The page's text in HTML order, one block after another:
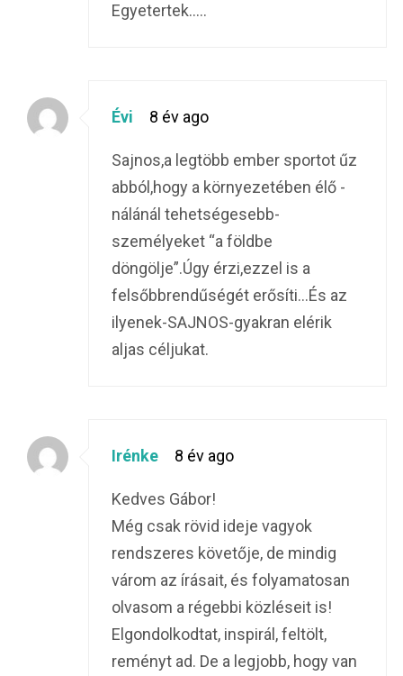
Egyetertek…..
Évi 8 év ago
Sajnos,a legtöbb ember sportot űz
abból,hogy a környezetében élő -
nálánál tehetségesebb-
személyeket “a földbe
döngölje”.Úgy érzi,ezzel is a
felsőbbrendűségét erősíti…És az
ilyenek-SAJNOS-gyakran elérik
aljas céljukat.
Irénke 8 év ago
Kedves Gábor!
Még csak rövid ideje vagyok
rendszeres követője, de mindig
várom az írásait, és folyamatosan
olvasom a régebbi közléseit is!
Elgondolkodtat, inspirál, feltölt,
reményt ad. De a legjobb, hogy van